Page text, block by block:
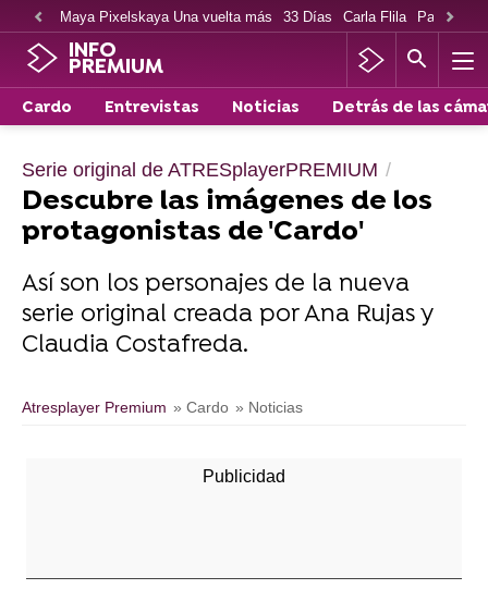
Maya Pixelskaya Una vuelta más 33 Días Carla Flila Paco
INFO
PREMIUM
Cardo Entrevistas Noticias Detrás de las
Serie original de ATRESplayerPREMIUM
Descubre las imágenes de los
protagonistas de 'Cardo'
Así son los personajes de la nueva
serie original creada por Ana Rujas y
Claudia Costafreda.
Atresplayer Premium » Cardo » Noticias